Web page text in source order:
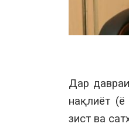
Дар
нақлиёт
зист ва